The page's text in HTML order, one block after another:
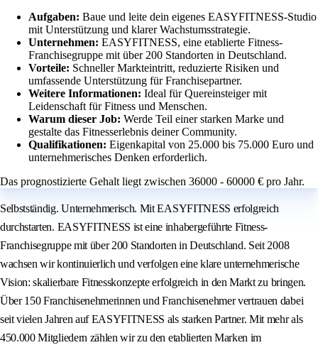
Aufgaben: Baue und leite dein eigenes EASYFITNESS-Studio
mit Unterstützung und klarer Wachstumsstrategie.
Unternehmen: EASYFITNESS, eine etablierte Fitness-
Franchisegruppe mit über 200 Standorten in Deutschland.
Vorteile: Schneller Markteintritt, reduzierte Risiken und
umfassende Unterstützung für Franchisepartner.
Weitere Informationen: Ideal für Quereinsteiger mit
Leidenschaft für Fitness und Menschen.
Warum dieser Job: Werde Teil einer starken Marke und
gestalte das Fitnesserlebnis deiner Community.
Qualifikationen: Eigenkapital von 25.000 bis 75.000 Euro und
unternehmerisches Denken erforderlich.
Das prognostizierte Gehalt liegt zwischen 36000 - 60000 € pro Jahr.
Selbstständig. Unternehmerisch. Mit EASYFITNESS erfolgreich
durchstarten. EASYFITNESS ist eine inhabergeführte Fitness-
Franchisegruppe mit über 200 Standorten in Deutschland. Seit 2008
wachsen wir kontinuierlich und verfolgen eine klare unternehmerische
Vision: skalierbare Fitnesskonzepte erfolgreich in den Markt zu bringen.
Über 150 Franchisenehmerinnen und Franchisenehmer vertrauen dabei
seit vielen Jahren auf EASYFITNESS als starken Partner. Mit mehr als
450.000 Mitgliedern zählen wir zu den etablierten Marken im